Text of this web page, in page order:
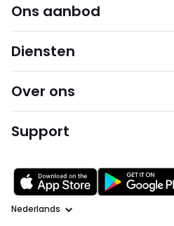
Ons aanbod
Diensten
Over ons
Support
Taal